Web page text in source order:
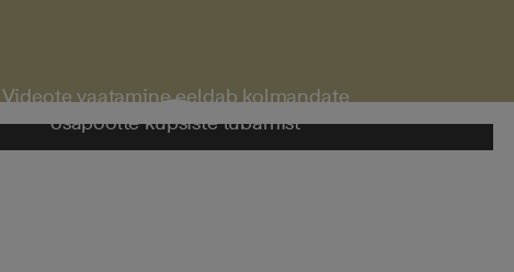
Videote vaatamine eeldab kolmandate
osapoolte küpsiste lubamist